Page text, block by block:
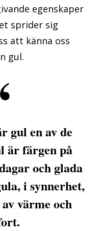
egenskaper
sprider sig
att känna oss
gul.
gul en av de
är färgen på
och glada
i synnerhet,
värme och